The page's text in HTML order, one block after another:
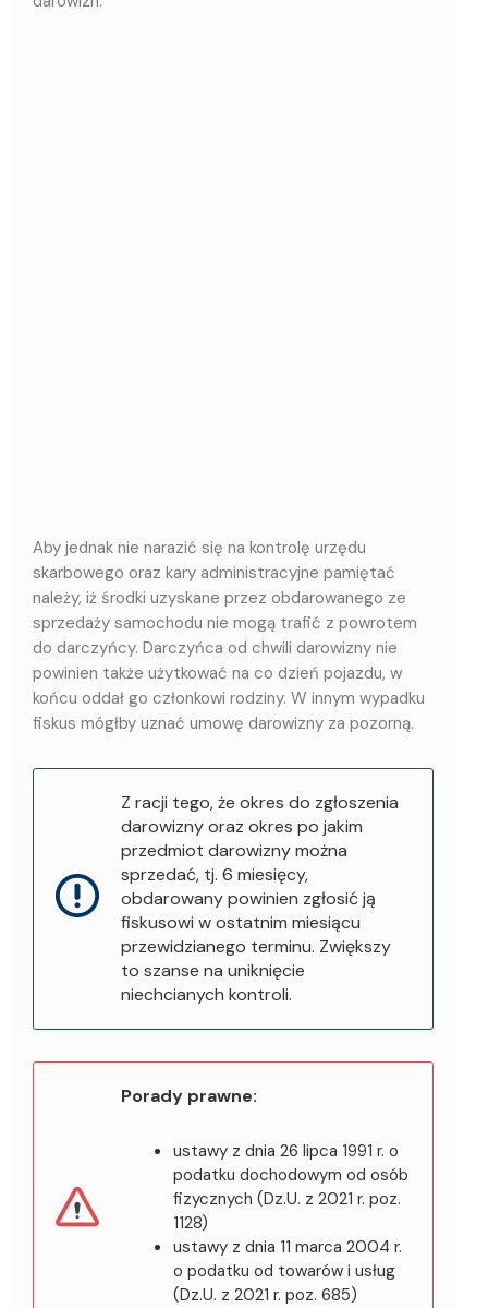
Aby jednak nie narazić się na kontrolę urzędu
skarbowego oraz kary administracyjne pamiętać
należy, iż środki uzyskane przez obdarowanego ze
sprzedaży samochodu nie mogą trafić z powrotem
do darczyńcy. Darczyńca od chwili darowizny nie
powinien także użytkować na co dzień pojazdu, w
końcu oddał go członkowi rodziny. W innym wypadku
fiskus mógłby uznać umowę darowizny za pozorną.
Z racji tego, że okres do zgłoszenia
darowizny oraz okres po jakim
przedmiot darowizny można
sprzedać, tj. 6 miesięcy,
obdarowany powinien zgłosić ją
fiskusowi w ostatnim miesiącu
przewidzianego terminu. Zwiększy
to szanse na uniknięcie
niechcianych kontroli.
Porady prawne:
ustawy z dnia 26 lipca 1991 r. o
podatku dochodowym od osób
fizycznych (Dz.U. z 2021 r. poz.
1128)
ustawy z dnia 11 marca 2004 r.
o podatku od towarów i usług
(Dz.U. z 2021 r. poz. 685)